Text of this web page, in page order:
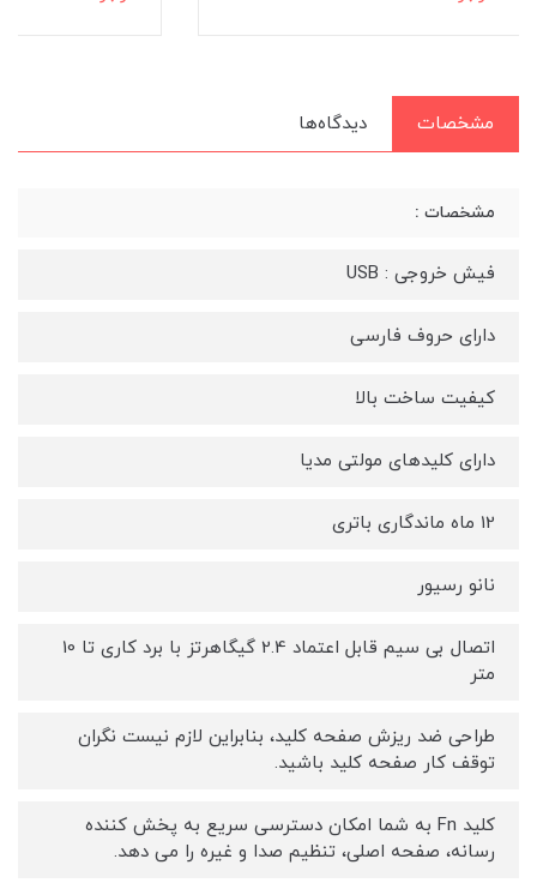
مشخصات دیدگاه‌ها
مشخصات :
فیش خروجی : USB
دارای حروف فارسی
کیفیت ساخت بالا
دارای کلیدهای مولتی مدیا
12 ماه ماندگاری باتری
نانو رسیور
اتصال بی سیم قابل اعتماد 2.4 گیگاهرتز با برد کاری تا 10
متر
طراحی ضد ریزش صفحه کلید، بنابراین لازم نیست نگران
توقف کار صفحه کلید باشید.
کلید Fn به شما امکان دسترسی سریع به پخش کننده
رسانه، صفحه اصلی، تنظیم صدا و غیره را می دهد.